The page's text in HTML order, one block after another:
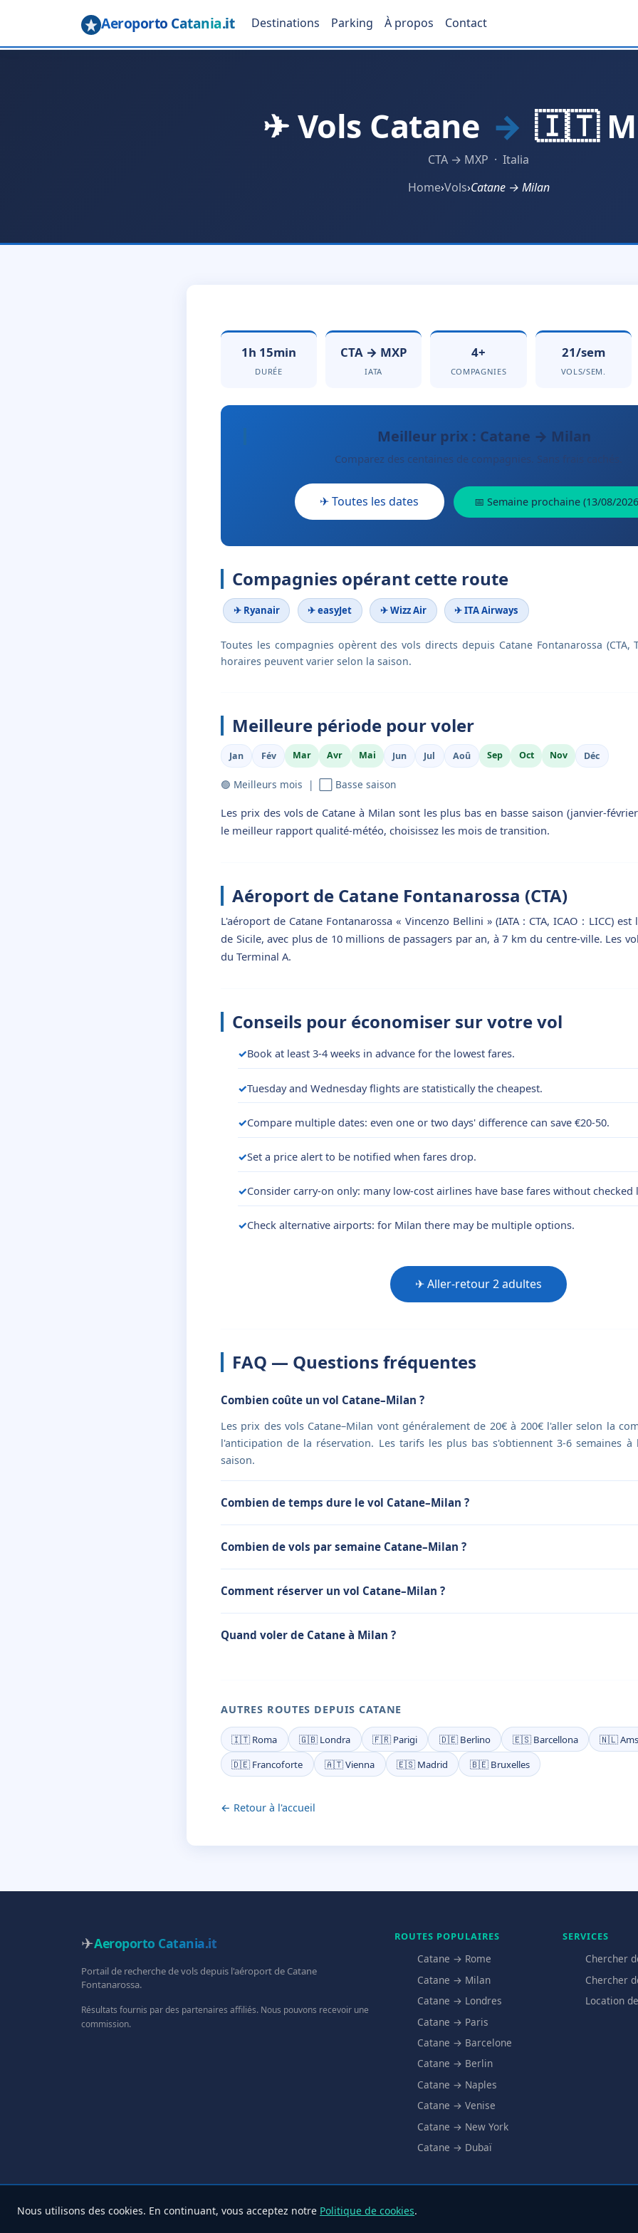
Aeroporto Catania.it Destinations Parking À propos Contact
✈ Vols Catane → 🇮🇹
CTA → MXP · Italia
Home›Vols›Catane → Milan
1h 15min
DURÉE
CTA → MXP
IATA
4+
COMPAGNIES
21/sem
VOLS/SEM.
Meilleur prix : Catane → Milan
Comparez des centaines de compagnies. Sans frais cachés.
✈ Toutes les dates 📅 Semaine prochaine (13/08/
Compagnies opérant cette route
✈ Ryanair ✈ easyJet ✈ Wizz Air ✈ ITA Airways
Toutes les compagnies opèrent des vols directs depuis Catane Fontanarossa (CTA,
horaires peuvent varier selon la saison.
Meilleure période pour voler
Jan Fév Mar Avr Mai Jun Jul Aoû Sep Oct Nov Déc
🟢 Meilleurs mois | ⬜ Basse saison
Les prix des vols de Catane à Milan sont les plus bas en basse saison (janvier-
le meilleur rapport qualité-météo, choisissez les mois de transition.
Aéroport de Catane Fontanarossa (CTA)
L'aéroport de Catane Fontanarossa « Vincenzo Bellini » (IATA : CTA, ICAO : LICC)
de Sicile, avec plus de 10 millions de passagers par an, à 7 km du centre-ville. Les
du Terminal A.
Conseils pour économiser sur votre vol
Book at least 3-4 weeks in advance for the lowest fares.
Tuesday and Wednesday flights are statistically the cheapest.
Compare multiple dates: even one or two days' difference can save €20-50.
Set a price alert to be notified when fares drop.
Consider carry-on only: many low-cost airlines have base fares without checked
Check alternative airports: for Milan there may be multiple options.
✈ Aller-retour 2 adultes
FAQ — Questions fréquentes
Combien coûte un vol Catane–Milan ?
Les prix des vols Catane–Milan vont généralement de 20€ à 200€ l'aller selon la
l'anticipation de la réservation. Les tarifs les plus bas s'obtiennent 3-6 semaines à
saison.
Combien de temps dure le vol Catane–Milan ?
Combien de vols par semaine Catane–Milan ?
Comment réserver un vol Catane–Milan ?
Quand voler de Catane à Milan ?
AUTRES ROUTES DEPUIS CATANE
🇮🇹 Roma 🇬🇧 Londra 🇫🇷 Parigi 🇩🇪 Berlino 🇪🇸 Barcellona
🇳🇱
🇩🇪 Francoforte
🇦🇹 Vienna 🇪🇸 Madrid 🇧🇪 Bruxelles
← Retour à l'accueil
✈Aeroporto Catania.it
Portail de recherche de vols depuis l'aéroport de Catane
Fontanarossa.
Résultats fournis par des partenaires affiliés. Nous pouvons recevoir une
commission.
ROUTES POPULAIRES
Catane → Rome
Catane → Milan
Catane → Londres
Catane → Paris
Catane → Barcelone
Catane → Berlin
Catane → Naples
Catane → Venise
Catane → New York
Catane → Dubaï
SERVICES
Chercher
Chercher
Location
© 2025 Aeroporto Catania.it – Tous droits réservés
Nous utilisons des cookies. En continuant, vous acceptez notre Politique de cookies.